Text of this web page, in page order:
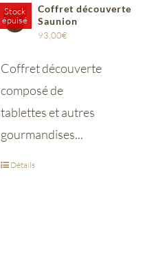
Stock
épuisé
Coffret découverte
Saunion
93,00€
Coffret découverte
composé de
tablettes et autres
gourmandises...
Détails